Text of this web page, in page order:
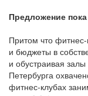
Предложение
Притом что
и бюджеты в
и обустраивая
Петербурга
фитнес-клубах